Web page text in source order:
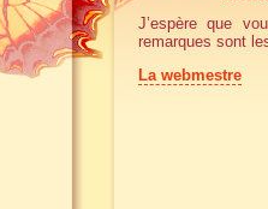
J’espère que
remarques sont
La webmestre